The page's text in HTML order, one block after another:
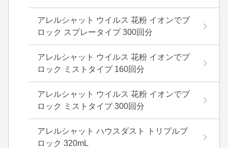
アレルシャット ウイルス 花粉 イオンでブ
ロック スプレータイプ 300回分
アレルシャット ウイルス 花粉 イオンでブ
ロック ミストタイプ 160回分
アレルシャット ウイルス 花粉 イオンでブ
ロック ミストタイプ 300回分
アレルシャット ハウスダスト トリプルブ
ロック 320mL